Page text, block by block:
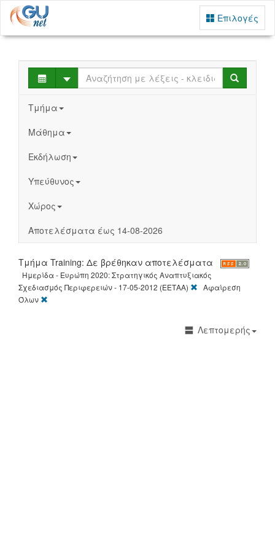
Επιλογές
Select Search
Τμήμα
Μάθημα
Εκδήλωση
Υπεύθυνος
Χώρος
Αποτελέσματα έως 14-08-2026
Τμήμα Training: Δε βρέθηκαν αποτελέσματα
Ημερίδα - Ευρώπη 2020: Στρατηγικός Αναπτυξιακός
Σχεδιασμός Περιφερειών - 17-05-2012 (ΕΕΤΑΑ)
[X]Αφαίρεση
Όλων
Λεπτομερής